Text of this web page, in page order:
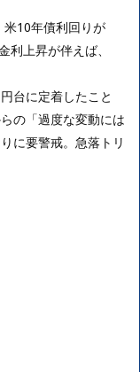
10年債利回りが
利上昇が伴えば、
台に定着したこと
の「過度な変動には
に要警戒。急落トリ